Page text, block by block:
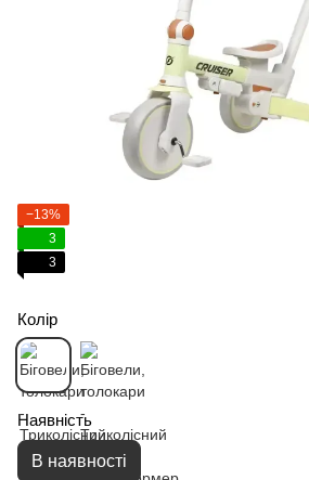
−13%
3
3
Колір
Наявність
В наявності